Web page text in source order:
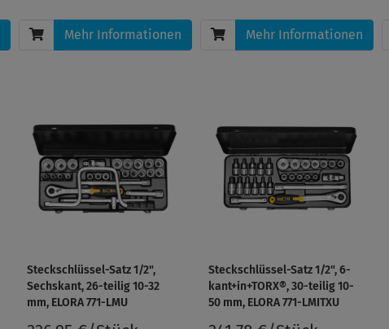
Mehr Informationen Mehr Informationen
Steckschlüssel-Satz 1/2",
Sechskant, 26-teilig 10-32
mm, ELORA 771-LMU
Steckschlüssel-Satz 1/2", 6-
kant+in+TORX®, 30-teilig 10-
50 mm, ELORA 771-LMITXU